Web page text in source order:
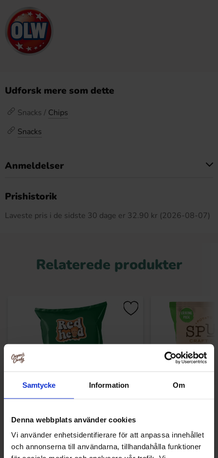
Samtycke Information Om
Denna webbplats använder cookies
Vi använder enhetsidentifierare för att anpassa innehållet
och annonserna till användarna, tillhandahålla funktioner
Udforsk mere som dette
Snacks / Chips
Snacks
Anmeldelser
Prishistorik
Laveste pris i de sidste 30 dage er 32.90 kr (2026-08-07)
Relaterede produkter
Redhead Chips Sourcream & Peppar
150g
26.90 kr
Cream &